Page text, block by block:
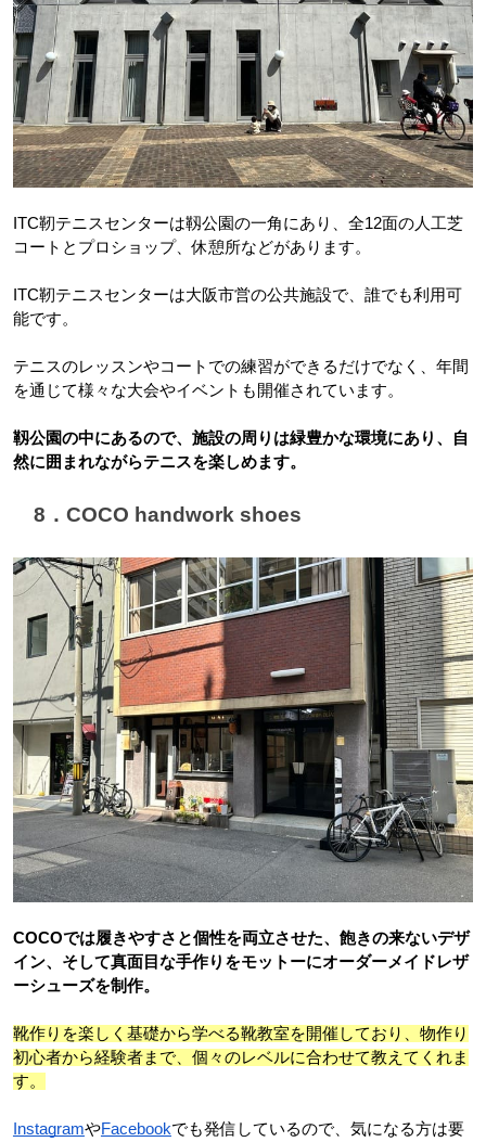
ITC靭テニスセンターは靱公園の一角にあり、全12面の人工芝
コートとプロショップ、休憩所などがあります。
ITC靭テニスセンターは大阪市営の公共施設で、誰でも利用可
能です。
テニスのレッスンやコートでの練習ができるだけでなく、年間
を通じて様々な大会やイベントも開催されています。
靱公園の中にあるので、施設の周りは緑豊かな環境にあり、自
然に囲まれながらテニスを楽しめます。
8．COCO handwork shoes
COCOでは履きやすさと個性を両立させた、飽きの来ないデザ
イン、そして真面目な手作りをモットーにオーダーメイドレザ
ーシューズを制作。
靴作りを楽しく基礎から学べる靴教室を開催しており、物作り
初心者から経験者まで、個々のレベルに合わせて教えてくれま
す。
InstagramやFacebookでも発信しているので、気になる方は要